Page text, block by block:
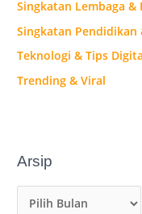
Singkatan Lembaga &
Singkatan Pendidikan
Teknologi & Tips
Trending & Viral
Arsip